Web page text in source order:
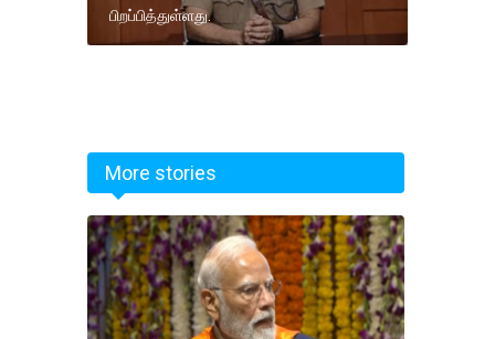
பிறப்பித்துள்ளது.
More stories